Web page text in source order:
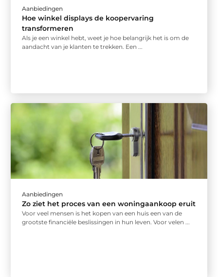
Aanbiedingen
Hoe winkel displays de koopervaring
transformeren
Als je een winkel hebt, weet je hoe belangrijk het is om de
aandacht van je klanten te trekken. Een ...
Aanbiedingen
Zo ziet het proces van een woningaankoop eruit
Voor veel mensen is het kopen van een huis een van de
grootste financiële beslissingen in hun leven. Voor velen ...